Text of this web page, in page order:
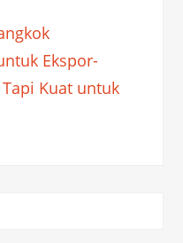
Ekspor-
Kuat untuk